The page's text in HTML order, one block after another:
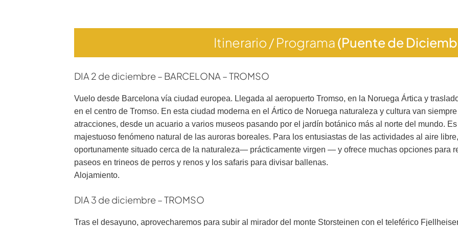
Itinerario / Programa(Puente de
DIA 2 de diciembre – BARCELONA – TROMSO
Vuelo desde Barcelona vía ciudad europea. Llegada al aeropuerto Tromso, en la Noruega Ártica y
en el centro de Tromso. En esta ciudad moderna en el Ártico de Noruega naturaleza y cultura van
atracciones, desde un acuario a varios museos pasando por el jardín botánico más al norte del mundo.
majestuoso fenómeno natural de las auroras boreales. Para los entusiastas de las actividades al aire
oportunamente situado cerca de la naturaleza— prácticamente virgen — y ofrece muchas opciones para
paseos en trineos de perros y renos y los safaris para divisar ballenas.
Alojamiento.
DIA 3 de diciembre – TROMSO
Tras el desayuno, aprovecharemos para subir al mirador del monte Storsteinen con el teleférico